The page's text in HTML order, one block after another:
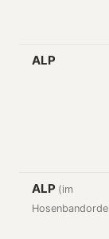
ALP
ALP (im